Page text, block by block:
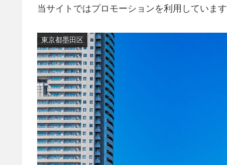
当サイトではプロモーションを利用しています
東京都墨田区